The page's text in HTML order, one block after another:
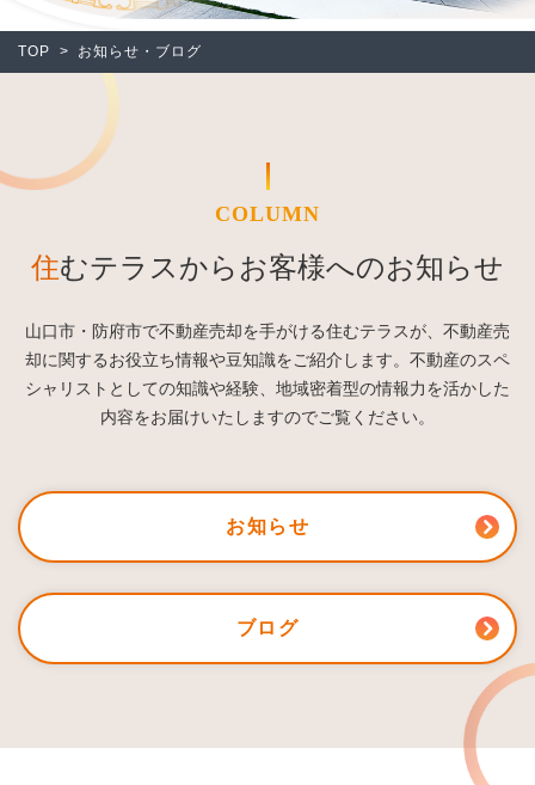
TOP > お知らせ・ブログ
COLUMN
住むテラスからお客様へのお知らせ
山口市・防府市で不動産売却を手がける住むテラスが、不動産売
却に関するお役立ち情報や豆知識をご紹介します。不動産のスペ
シャリストとしての知識や経験、地域密着型の情報力を活かした
内容をお届けいたしますのでご覧ください。
お知らせ
ブログ